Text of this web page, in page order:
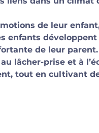
de leur
enfants
de leur parent.
lâcher-prise et à
tout en cultivant